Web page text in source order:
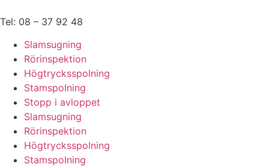
till
Tel: 08 – 37 92 48
Slamsugning
Rörinspektion
Högtrycksspolning
Stamspolning
Stopp i avloppet
Slamsugning
Rörinspektion
Högtrycksspolning
Stamspolning